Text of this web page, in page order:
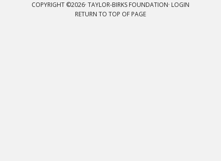
COPYRIGHT ©2026· TAYLOR-BIRKS FOUNDATION· LOGIN
RETURN TO TOP OF PAGE